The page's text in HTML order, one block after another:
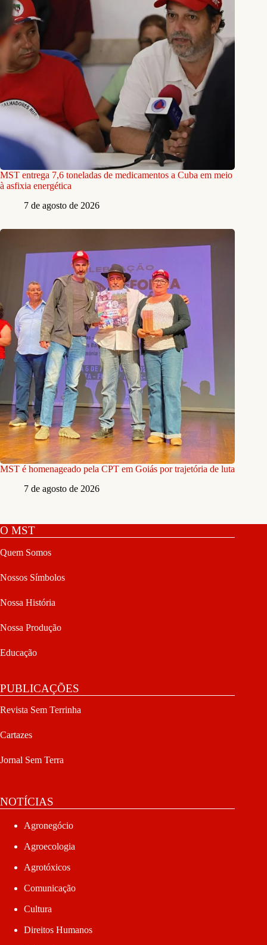
MST entrega 7,6 toneladas de medicamentos a Cuba em meio
à asfixia energética
7 de agosto de 2026
MST é homenageado pela CPT em Goiás por trajetória de luta
7 de agosto de 2026
O MST
Quem Somos
Nossos Símbolos
Nossa História
Nossa Produção
Educação
PUBLICAÇÕES
Revista Sem Terrinha
Cartazes
Jornal Sem Terra
NOTÍCIAS
Agronegócio
Agroecologia
Agrotóxicos
Comunicação
Cultura
Direitos Humanos